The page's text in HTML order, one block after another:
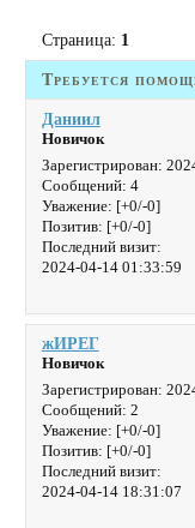
Требуется
Страница: 1
Даниил
Новичок
Зарегистрирован:
Сообщений: 4
Уважение: [+0/-0]
Позитив: [+0/-0]
Последний визит:
2024-04-14 01:33:59
жИРЕГ
Новичок
Зарегистрирован:
Сообщений: 2
Уважение: [+0/-0]
Позитив: [+0/-0]
Последний визит:
2024-04-14 18:31:07